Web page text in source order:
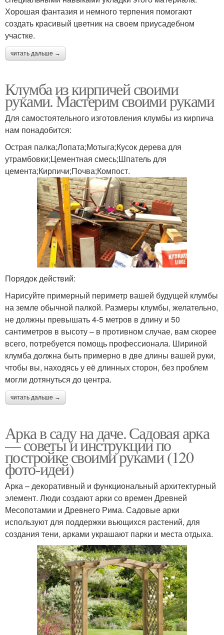
Хорошая фантазия и немного терпения помогают
создать красивый цветник на своем приусадебном
участке.
читать дальше →
Клумба из кирпичей своими
руками. Мастерим своими руками
Для самостоятельного изготовления клумбы из кирпича
нам понадобится:
Острая палка;Лопата;Мотыга;Кусок дерева для
утрамбовки;Цементная смесь;Шпатель для
цемента;Кирпичи;Почва;Компост.
Порядок действий:
Нарисуйте примерный периметр вашей будущей клумбы
на земле обычной палкой. Размеры клумбы, желательно,
не должны превышать 4-5 метров в длину и 50
сантиметров в высоту – в противном случае, вам скорее
всего, потребуется помощь профессионала. Шириной
клумба должна быть примерно в две длины вашей руки,
чтобы вы, находясь у её длинных сторон, без проблем
могли дотянуться до центра.
читать дальше →
Арка в саду на даче. Садовая арка
— советы и инструкции по
постройке своими руками (120
фото-идей)
Арка – декоративный и функциональный архитектурный
элемент. Люди создают арки со времен Древней
Месопотамии и Древнего Рима. Садовые арки
используют для поддержки вьющихся растений, для
создания тени, арками украшают парки и места отдыха.